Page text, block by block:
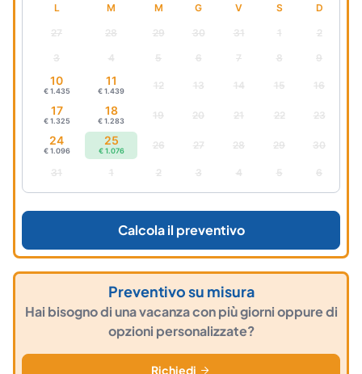
L M M G V S D
27 28 29 30 31 1 2
3 4 5 6 7 8 9
10
€ 1.435
11
€ 1.439 12 13 14 15 16
17
€ 1.325
18
€ 1.283 19 20 21 22 23
24
€ 1.096
25
€ 1.076 26 27 28 29 30
31 1 2 3 4 5 6
Calcola il preventivo
Preventivo su misura
Hai bisogno di una vacanza con più giorni oppure di
opzioni personalizzate?
Richiedi